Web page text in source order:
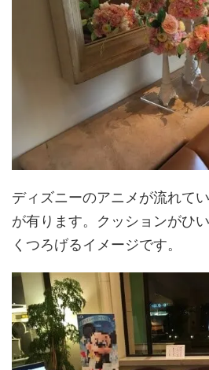
ディズニーのアニメが流れて
が有ります。クッションがひ
くつろげるイメージです。